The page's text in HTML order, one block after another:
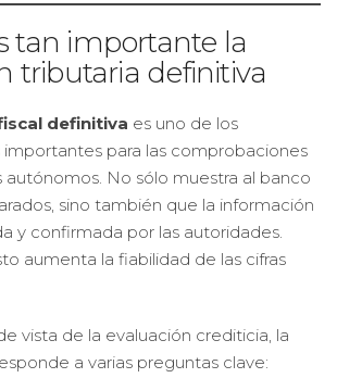
tan importante la
tributaria definitiva
definitiva es uno de los
para las comprobaciones
No sólo muestra al banco
sino también que la información
y confirmada por las autoridades.
aumenta la fiabilidad de las cifras
vista de la evaluación crediticia, la
a varias preguntas clave: